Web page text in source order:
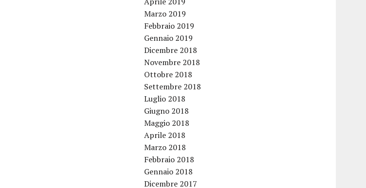
Marzo 2019
Febbraio 2019
Gennaio 2019
Dicembre 2018
Novembre 2018
Ottobre 2018
Settembre 2018
Luglio 2018
Giugno 2018
Maggio 2018
Aprile 2018
Marzo 2018
Febbraio 2018
Gennaio 2018
Dicembre 2017